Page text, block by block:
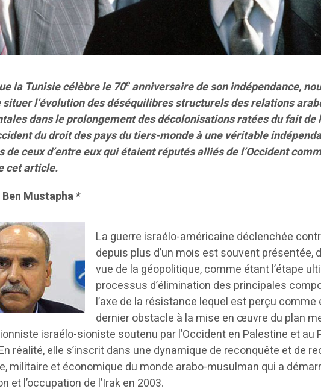
la Tunisie célèbre le 70eanniversaire de son indépendance,
l’évolution des déséquilibres structurels des relations
dans le prolongement des décolonisations ratées du fait de
du droit des pays du tiers-monde à une véritable
de ceux d’entre eux qui étaient réputés alliés de l’Occident
cet article.
Mustapha *
La guerre israélo-américaine déclenchée
depuis plus d’un mois est souvent présentée,
vue de la géopolitique, comme étant l’étape
processus d’élimination des principales
l’axe de la résistance lequel est perçu comme
dernier obstacle à la mise en œuvre du plan
israélo-sioniste soutenu par l’Occident en Palestine et au
réalité, elle s’inscrit dans une dynamique de reconquête et de
militaire et économique du monde arabo-musulman qui a
et l’occupation de l’Irak en 2003.